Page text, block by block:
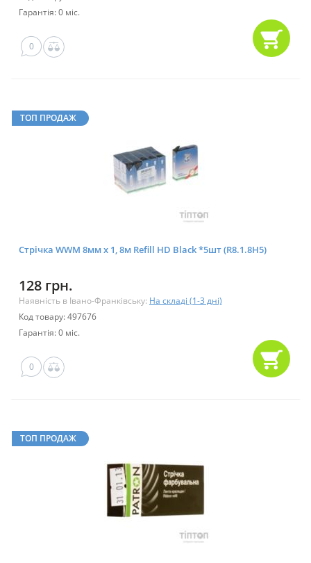
Гарантія: 0 міс.
0
ТОП ПРОДАЖ
Стрічка WWM 8мм х 1, 8м Refill HD Black *5шт (R8.1.8H5)
128 грн.
Наявність в Івано-Франківську: На складі (1-3 дні)
Код товару: 497676
Гарантія: 0 міс.
0
ТОП ПРОДАЖ